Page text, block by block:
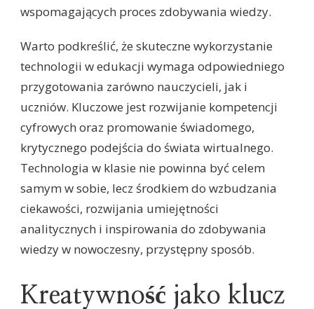
wspomagających proces zdobywania wiedzy.
Warto podkreślić, że skuteczne wykorzystanie
technologii w edukacji wymaga odpowiedniego
przygotowania zarówno nauczycieli, jak i
uczniów. Kluczowe jest rozwijanie kompetencji
cyfrowych oraz promowanie świadomego,
krytycznego podejścia do świata wirtualnego.
Technologia w klasie nie powinna być celem
samym w sobie, lecz środkiem do wzbudzania
ciekawości, rozwijania umiejętności
analitycznych i inspirowania do zdobywania
wiedzy w nowoczesny, przystępny sposób.
Kreatywność jako klucz